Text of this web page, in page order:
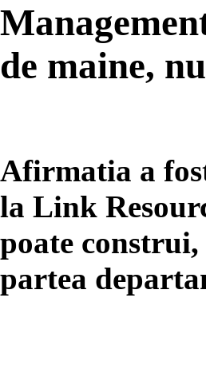
de maine,
Afirmatia a
la Link
poate
partea